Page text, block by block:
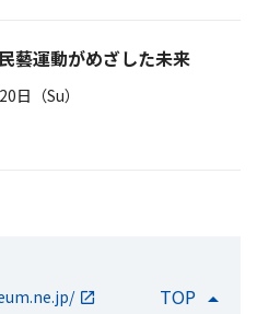
藝運動がめざした未来
日（Su）
TOP